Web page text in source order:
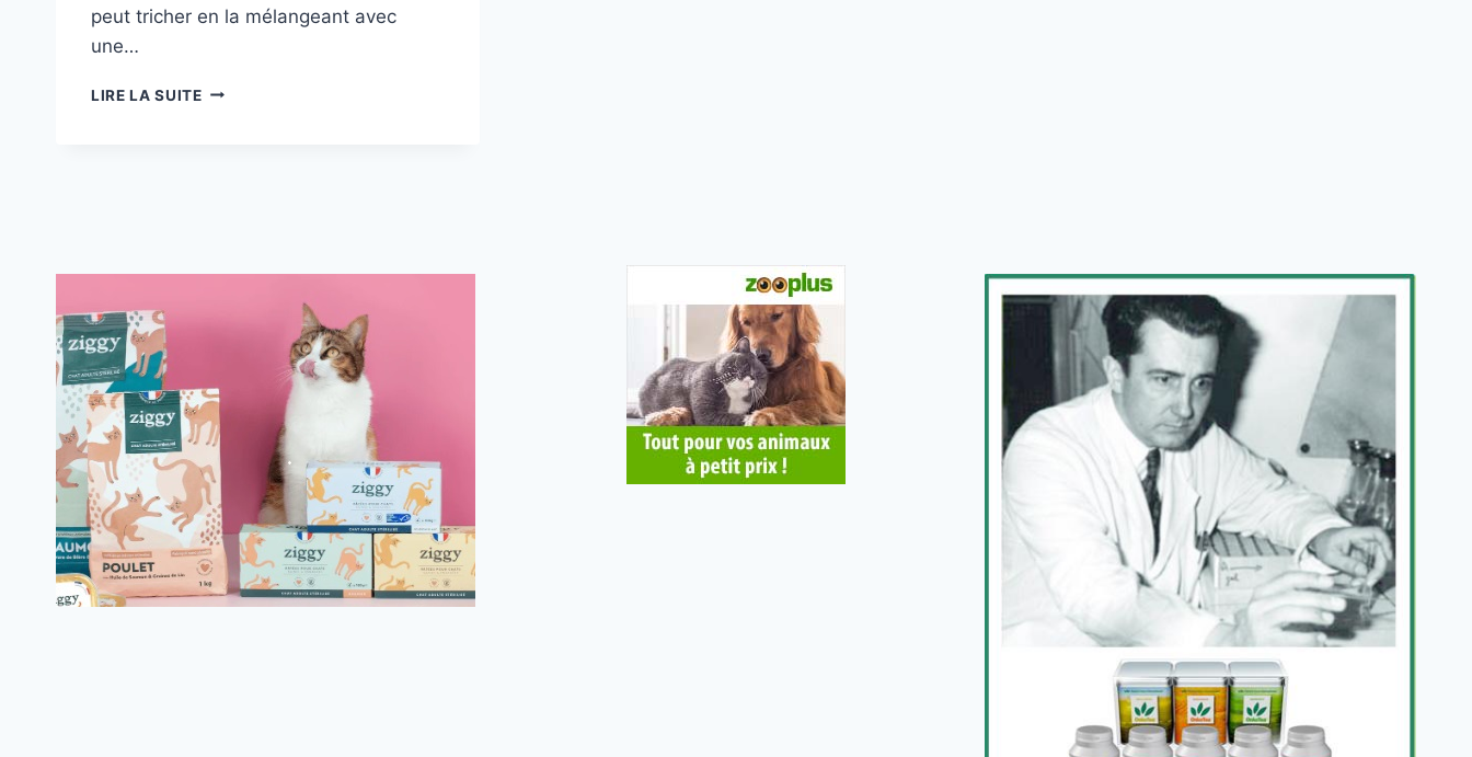
peut tricher en la mélangeant avec
une…
LIRE LA SUITELES